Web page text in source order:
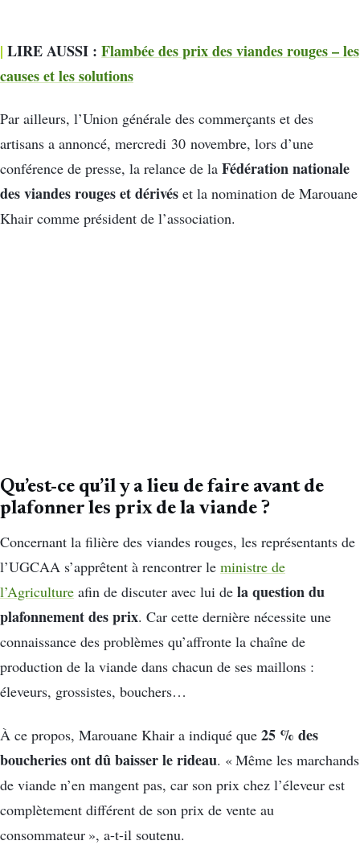
| LIRE AUSSI : Flambée des prix des viandes rouges – les
causes et les solutions
Par ailleurs, l’Union générale des commerçants et des
artisans a annoncé, mercredi 30 novembre, lors d’une
conférence de presse, la relance de la Fédération nationale
des viandes rouges et dérivés et la nomination de Marouane
Khair comme président de l’association.
Qu’est-ce qu’il y a lieu de faire avant de
plafonner les prix de la viande ?
Concernant la filière des viandes rouges, les représentants de
l’UGCAA s’apprêtent à rencontrer le ministre de
l’Agriculture afin de discuter avec lui de la question du
plafonnement des prix. Car cette dernière nécessite une
connaissance des problèmes qu’affronte la chaîne de
production de la viande dans chacun de ses maillons :
éleveurs, grossistes, bouchers…
À ce propos, Marouane Khair a indiqué que 25 % des
boucheries ont dû baisser le rideau. « Même les marchands
de viande n’en mangent pas, car son prix chez l’éleveur est
complètement différent de son prix de vente au
consommateur », a-t-il soutenu.